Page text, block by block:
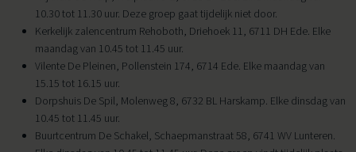
10.30 tot 11.30 uur. Deze groep gaat tijdelijk niet door.
Kerkelijk zalencentrum Rehoboth, Driehoek 11, 6711 DH Ede. Elke
maandag van 10.45 tot 11.45 uur.
Vilente De Pleinen, Pollenstein 174, 6714 Ede. Elke maandag van
15.15 tot 16.15 uur.
Dorpshuis De Spil, Molenweg 8, 6732 BL Harskamp. Elke dinsdag van
10.45 tot 11.45 uur.
Buurtcentrum De Schakel, Schaepmanstraat 58, 6741 WV Lunteren.